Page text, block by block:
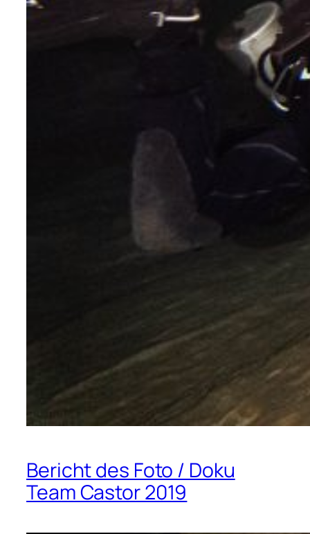
Bericht des Foto / Doku
Team Castor 2019